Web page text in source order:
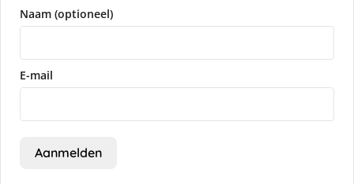
Naam (optioneel)
E-mail
Aanmelden